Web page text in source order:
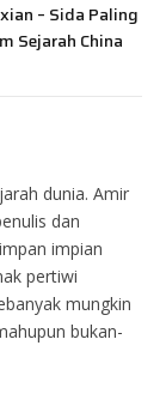
– Sida Paling
Sejarah China
dunia. Amir
dan
impian
pertiwi
mungkin
bukan-